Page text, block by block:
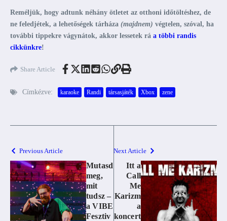
Reméljük, hogy adtunk néhány ötletet az otthoni időtöltéshez, de
ne feledjétek, a lehetőségek tárháza (majdnem) végtelen, szóval, ha
további tippekre vágynátok, akkor lessetek rá a többi randis
cikkünkre!
Share Article
Címkézve: karaoke Randi társasjáték Xbox zene
Previous Article
Mutasd
meg,
mit
tudsz –
a VIBE
Fesztiv
Next Article
Itt a
Call
Me
Karizm
a
koncert